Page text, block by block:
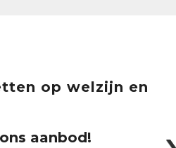
op welzijn en
aanbod!